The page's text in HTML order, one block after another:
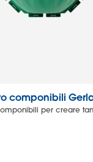
componibili
per creare